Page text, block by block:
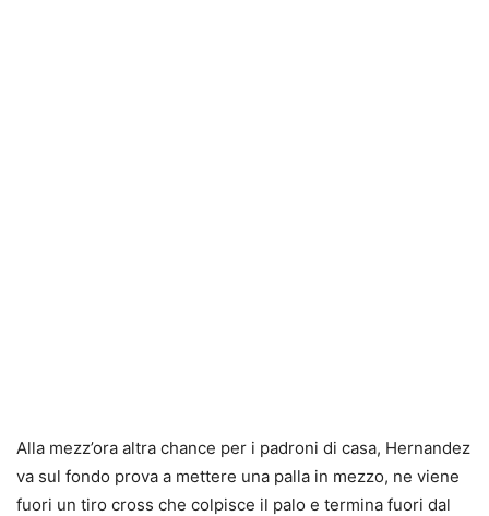
Alla mezz’ora altra chance per i padroni di casa, Hernandez
va sul fondo prova a mettere una palla in mezzo, ne viene
fuori un tiro cross che colpisce il palo e termina fuori dal